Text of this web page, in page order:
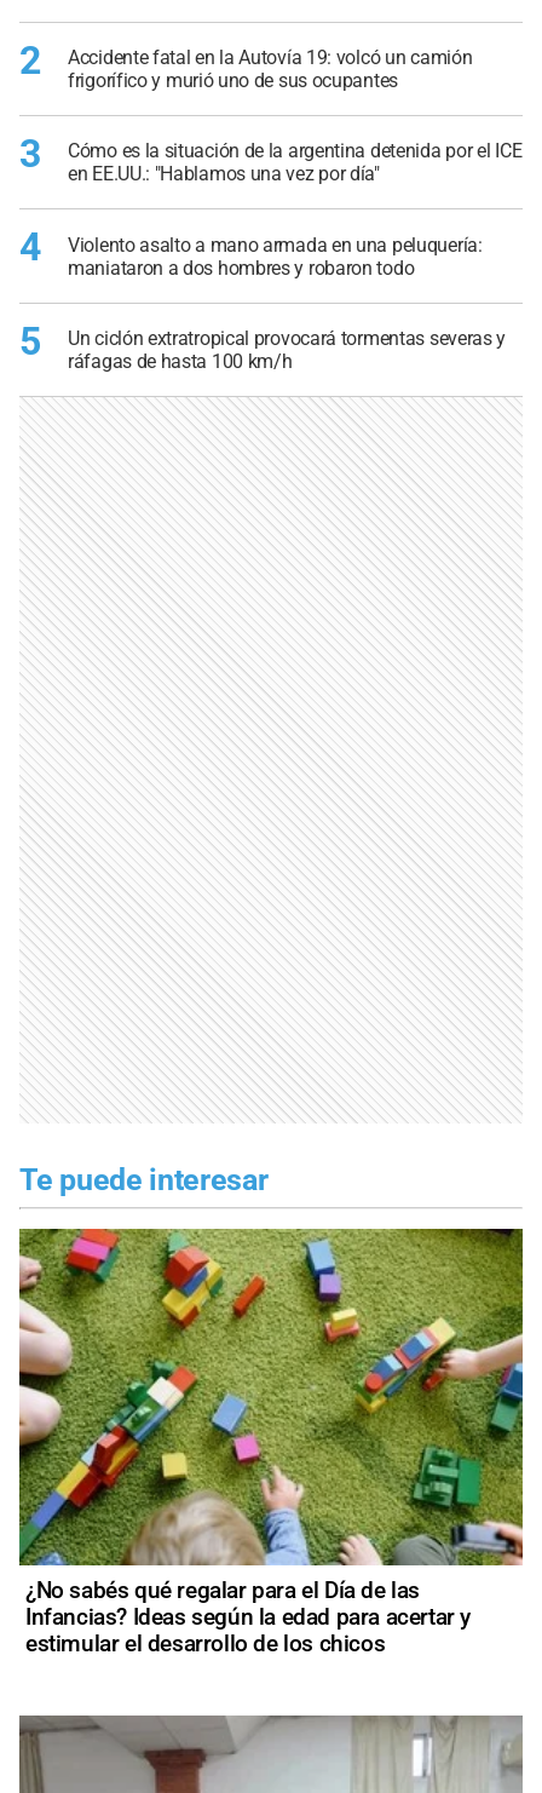
2
Accidente fatal en la Autovía 19: volcó un camión
frigorífico y murió uno de sus ocupantes
3
Cómo es la situación de la argentina detenida por el ICE
en EE.UU.: "Hablamos una vez por día"
4
Violento asalto a mano armada en una peluquería:
maniataron a dos hombres y robaron todo
5
Un ciclón extratropical provocará tormentas severas y
ráfagas de hasta 100 km/h
Te puede interesar
¿No sabés qué regalar para el Día de las
Infancias? Ideas según la edad para acertar y
estimular el desarrollo de los chicos